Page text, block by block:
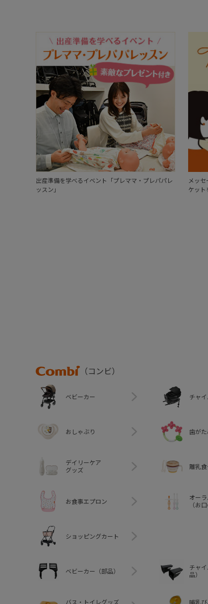
出産準備を学べるイベント「プレママ・プレパパレ
ッスン」
メッ
ケット
Combi
（コンビ）
ベビーカー チャ
おしゃぶり 歯がた
デイリーケア
グッズ
離乳
お食事エプロン
オー
（お
ショッピングカート
ベビーカー（部品）
チャ
品）
バス・トイレグッズ 哺乳